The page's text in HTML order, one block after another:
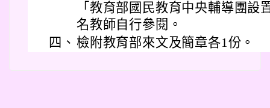
「教育部國民教育中央輔導團設
名教師自行參閱。
四、 檢附教育部來文及簡章各1份。